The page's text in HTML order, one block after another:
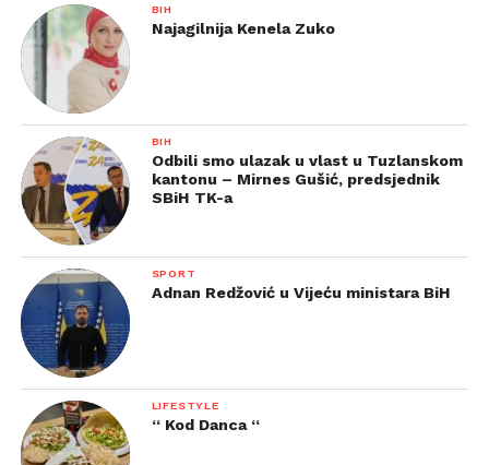
BIH
Najagilnija Kenela Zuko
BIH
Odbili smo ulazak u vlast u Tuzlanskom
kantonu – Mirnes Gušić, predsjednik
SBiH TK-a
SPORT
Adnan Redžović u Vijeću ministara BiH
LIFESTYLE
“ Kod Danca “